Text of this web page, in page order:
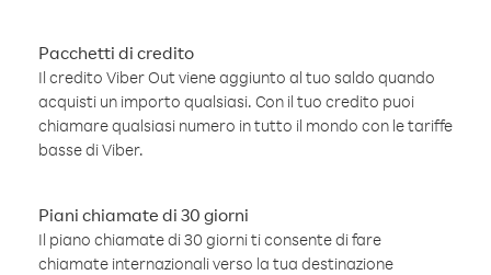
Pacchetti di credito
Il credito Viber Out viene aggiunto al tuo saldo quando
acquisti un importo qualsiasi. Con il tuo credito puoi
chiamare qualsiasi numero in tutto il mondo con le tariffe
basse di Viber.
Piani chiamate di 30 giorni
Il piano chiamate di 30 giorni ti consente di fare
chiamate internazionali verso la tua destinazione